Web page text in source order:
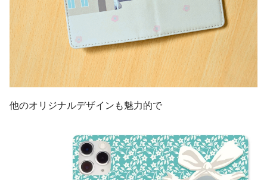
他のオリジナルデザインも魅力的で